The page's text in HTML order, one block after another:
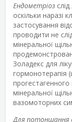
Ендометріоз
оскільки наразі
застосування
проводити не
мінеральної
Золадекс для
гормонотерапія
мінеральної
вазомоторних
Для потоншання